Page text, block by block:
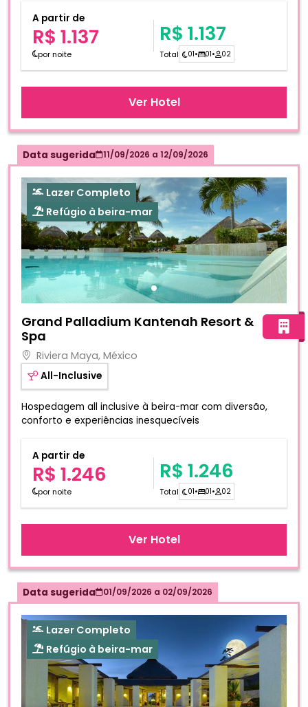
A partir de
R$ 1.137
por noite
R$ 1.137
Total 01• 01• 02
Ver Hotel
Data sugerida 11/09/2026 a 12/09/2026
Lazer Completo
Refúgio à beira-mar
Grand Palladium Kantenah Resort &
Spa
Riviera Maya, México
All-Inclusive
Hospedagem all inclusive à beira-mar com diversão,
conforto e experiências inesquecíveis
A partir de
R$ 1.246
por noite
R$ 1.246
Total 01• 01• 02
Ver Hotel
Data sugerida 01/09/2026 a 02/09/2026
Lazer Completo
Refúgio à beira-mar